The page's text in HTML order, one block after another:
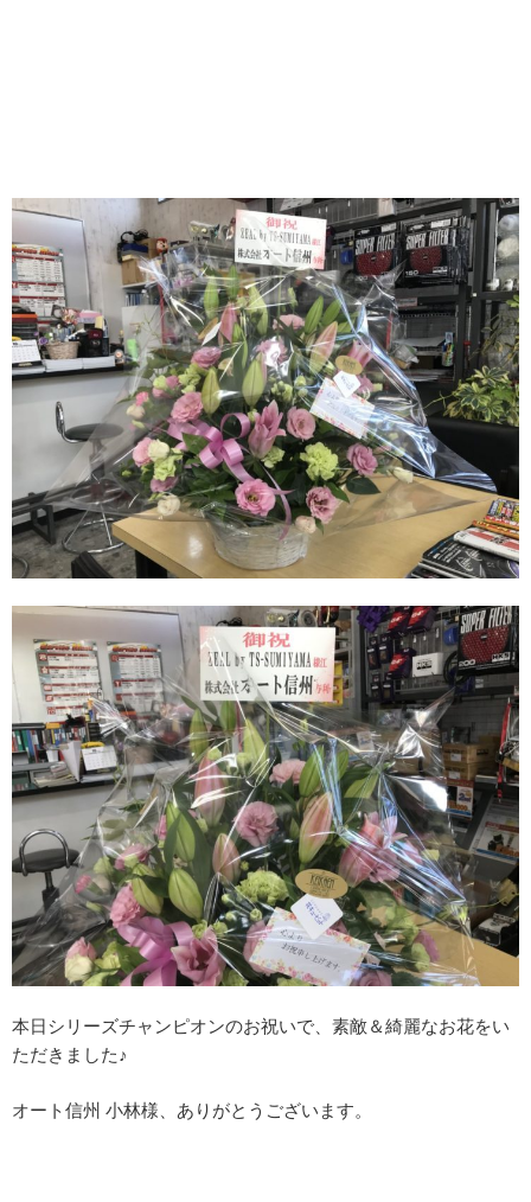
本日シリーズチャンピオンのお祝いで、素敵＆綺麗なお花をい
ただきました♪
オート信州 小林様、ありがとうございます。